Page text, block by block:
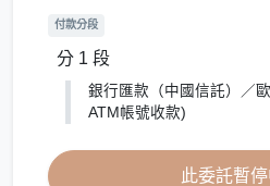
付款分段
分 1 段
銀行匯款（中國信託）／
ATM帳號收款)
此委託暫